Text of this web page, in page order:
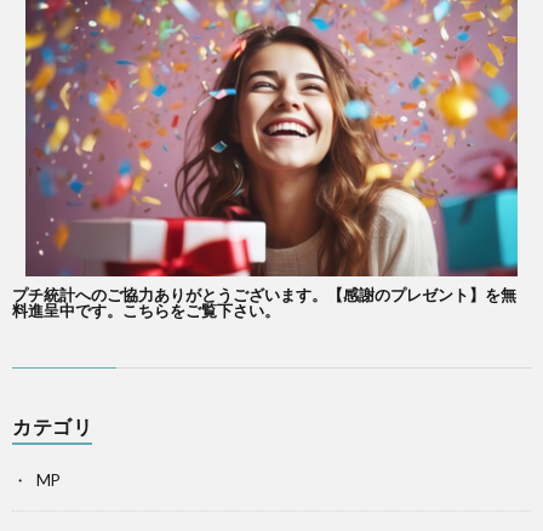
プチ統計へのご協力ありがとうございます。【感謝のプレゼント】を無
料進呈中です。こちらをご覧下さい。
カテゴリ
MP